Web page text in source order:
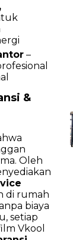
–
&
Oleh
di rumah
biaya
setiap
Vkool